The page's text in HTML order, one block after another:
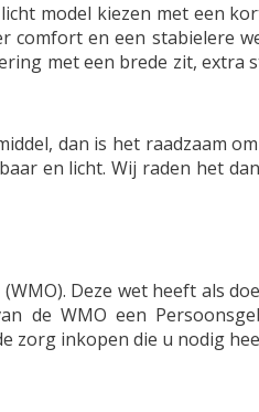
model kiezen met een
en een stabielere
met een brede zit, extra
dan is het raadzaam
en licht. Wij raden het
(WMO). Deze wet heeft als
de WMO een
zorg inkopen die u nodig